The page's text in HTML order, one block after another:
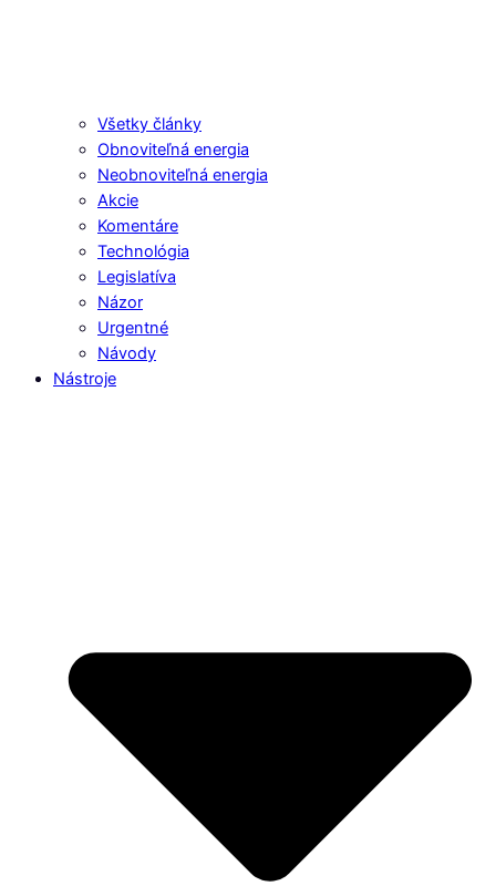
Všetky články
Obnoviteľná energia
Neobnoviteľná energia
Akcie
Komentáre
Technológia
Legislatíva
Názor
Urgentné
Návody
Nástroje